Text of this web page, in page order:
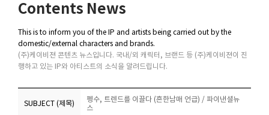
Contents News
This is to inform you of the IP and artists being carried out by the
domestic/external characters and brands.
(주)케이비젼 콘텐츠 뉴스입니다. 국내/외 캐릭터, 브랜드 등 (주)케이비젼이 진
행하고 있는 IP와 아티스트의 소식을 알려드립니다.
SUBJECT (제목)
펭수, 트렌드를 이끌다 (흔한남매 언급) / 파이낸셜뉴
스